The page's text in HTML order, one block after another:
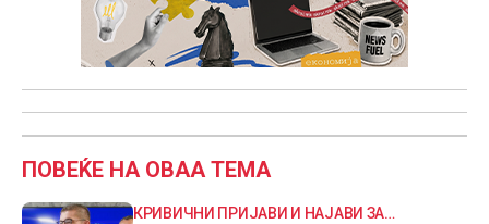
ПОВЕЌЕ НА ОВАА ТЕМА
КРИВИЧНИ ПРИЈАВИ И НАЈАВИ ЗА